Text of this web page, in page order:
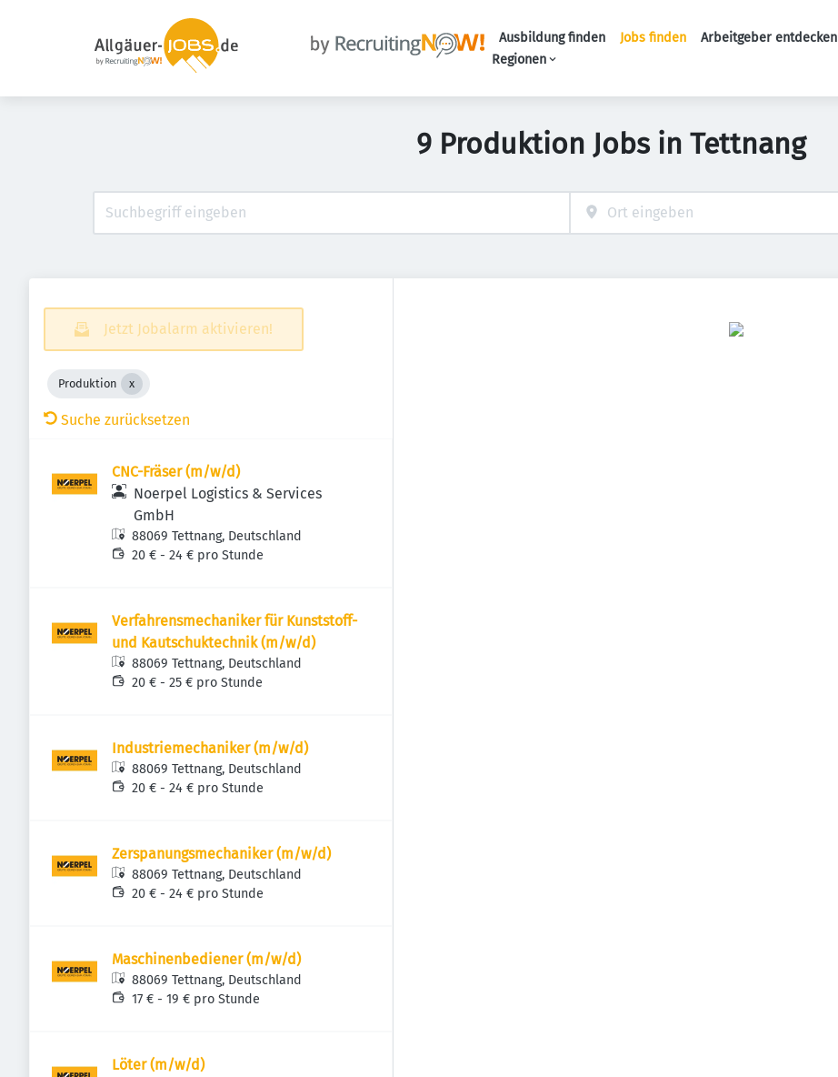
Ausbildung finden Jobs finden
Arbeitgeber entdecken
Regionen
9 Produktion Jobs in Tettnang
Jetzt Jobalarm aktivieren!
Produktion
Suche zurücksetzen
CNC-Fräser (m/w/d)
Noerpel Logistics & Services
GmbH
88069 Tettnang, Deutschland
20 € - 24 € pro Stunde
Verfahrensmechaniker für Kunststoff-
und Kautschuktechnik (m/w/d)
88069 Tettnang, Deutschland
20 € - 25 € pro Stunde
Industriemechaniker (m/w/d)
88069 Tettnang, Deutschland
20 € - 24 € pro Stunde
Zerspanungsmechaniker (m/w/d)
88069 Tettnang, Deutschland
20 € - 24 € pro Stunde
Maschinenbediener (m/w/d)
88069 Tettnang, Deutschland
17 € - 19 € pro Stunde
Löter (m/w/d)